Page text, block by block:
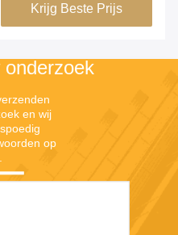
Krijg Beste Prijs
onderzoek
en wij
op